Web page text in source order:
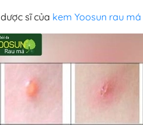
sĩ của kem Yoosun rau má